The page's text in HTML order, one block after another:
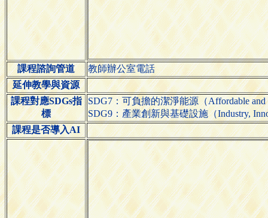
課程諮詢管道
教師辦公室電話
延伸教學與資源
課程對應SDGs指
標
SDG7：可負擔的潔淨能源（Affordable and
SDG9：產業創新與基礎設施（Industry,
課程是否導入AI